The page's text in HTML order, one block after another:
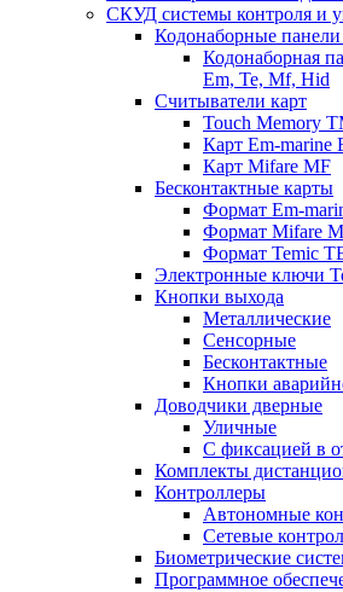
СКУД системы контроля и
Кодонаборные панели
Кодонаборная
Em, Te, Mf, Hid
Считыватели карт
Touch Memory
Карт Em-marine
Карт Mifare MF
Бесконтактные карты
Формат Em-
Формат Mifare
Формат Temic
Электронные ключи
Кнопки выхода
Металлические
Сенсорные
Бесконтактные
Кнопки
Доводчики дверные
Уличные
С фиксацией в
Комплекты
Контроллеры
Автономные
Сетевые
Биометрические
Программное